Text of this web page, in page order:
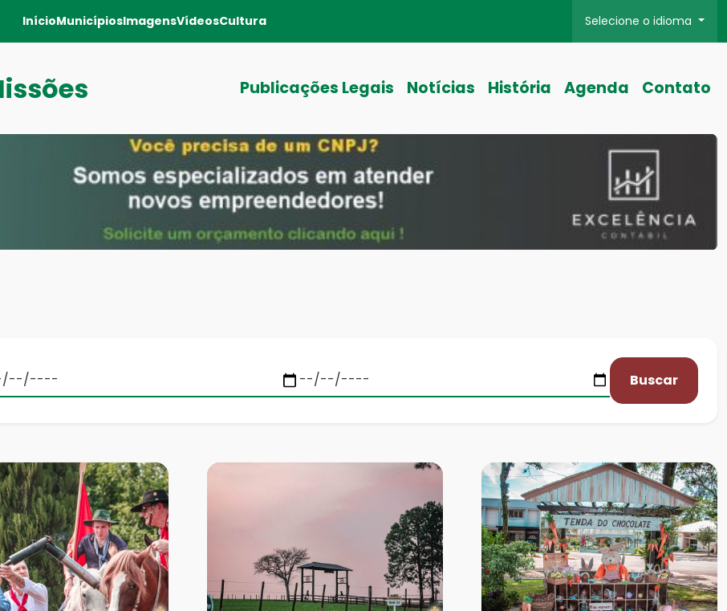
InícioMunicípiosImagensVídeosCultura Selecione o idioma
Publicações Legais Notícias História Agenda Contato
Buscar